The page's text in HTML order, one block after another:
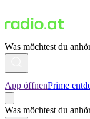
Was möchtest du
App öffnenPrime
Was möchtest du